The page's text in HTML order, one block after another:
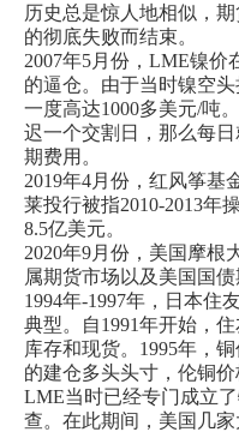
历史总是惊人地相似，
的彻底失败而结束。
2007年5月份，LME镍
的逼仓。由于当时镍空
一度高达1000多美元/吨
迟一个交割日，那么每
期费用。
2019年4月份，红风筝基
莱投行被指2010-2013年
8.5亿美元。
2020年9月份，美国摩根
属期货市场以及美国国债
1994年-1997年，日本住
典型。自1991年开始，
库存和现货。1995年，
的建仓多头头寸，伦铜价
LME当时已经专门成立
查。在此期间，美国几